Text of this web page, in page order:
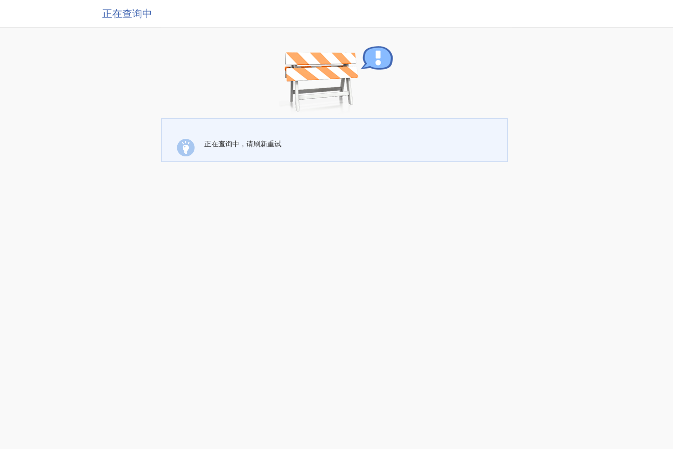
正在查询中
正在查询中，请刷新重试